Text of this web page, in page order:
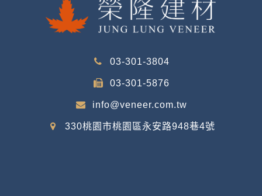
03-301-3804
03-301-5876
info@veneer.com.tw
330桃園市桃園區永安路948巷4號